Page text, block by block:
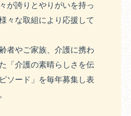
が誇りとやりがいを持っ
々な取組により応援して
者やご家族、介護に携わ
「介護の素晴らしさを伝
ソード」を毎年募集し表